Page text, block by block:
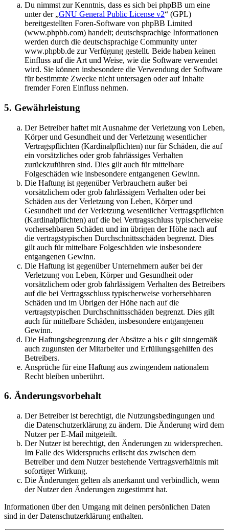
Du nimmst zur Kenntnis, dass es sich bei phpBB um eine
unter der „GNU General Public License v2“ (GPL)
bereitgestellten Foren-Software von phpBB Limited
(www.phpbb.com) handelt; deutschsprachige Informationen
werden durch die deutschsprachige Community unter
www.phpbb.de zur Verfügung gestellt. Beide haben keinen
Einfluss auf die Art und Weise, wie die Software verwendet
wird. Sie können insbesondere die Verwendung der Software
für bestimmte Zwecke nicht untersagen oder auf Inhalte
fremder Foren Einfluss nehmen.
5. Gewährleistung
Der Betreiber haftet mit Ausnahme der Verletzung von Leben,
Körper und Gesundheit und der Verletzung wesentlicher
Vertragspflichten (Kardinalpflichten) nur für Schäden, die auf
ein vorsätzliches oder grob fahrlässiges Verhalten
zurückzuführen sind. Dies gilt auch für mittelbare
Folgeschäden wie insbesondere entgangenen Gewinn.
Die Haftung ist gegenüber Verbrauchern außer bei
vorsätzlichem oder grob fahrlässigem Verhalten oder bei
Schäden aus der Verletzung von Leben, Körper und
Gesundheit und der Verletzung wesentlicher Vertragspflichten
(Kardinalpflichten) auf die bei Vertragsschluss typischerweise
vorhersehbaren Schäden und im übrigen der Höhe nach auf
die vertragstypischen Durchschnittsschäden begrenzt. Dies
gilt auch für mittelbare Folgeschäden wie insbesondere
entgangenen Gewinn.
Die Haftung ist gegenüber Unternehmern außer bei der
Verletzung von Leben, Körper und Gesundheit oder
vorsätzlichem oder grob fahrlässigem Verhalten des Betreibers
auf die bei Vertragsschluss typischerweise vorhersehbaren
Schäden und im Übrigen der Höhe nach auf die
vertragstypischen Durchschnittsschäden begrenzt. Dies gilt
auch für mittelbare Schäden, insbesondere entgangenen
Gewinn.
Die Haftungsbegrenzung der Absätze a bis c gilt sinngemäß
auch zugunsten der Mitarbeiter und Erfüllungsgehilfen des
Betreibers.
Ansprüche für eine Haftung aus zwingendem nationalem
Recht bleiben unberührt.
6. Änderungsvorbehalt
Der Betreiber ist berechtigt, die Nutzungsbedingungen und
die Datenschutzerklärung zu ändern. Die Änderung wird dem
Nutzer per E-Mail mitgeteilt.
Der Nutzer ist berechtigt, den Änderungen zu widersprechen.
Im Falle des Widerspruchs erlischt das zwischen dem
Betreiber und dem Nutzer bestehende Vertragsverhältnis mit
sofortiger Wirkung.
Die Änderungen gelten als anerkannt und verbindlich, wenn
der Nutzer den Änderungen zugestimmt hat.
Informationen über den Umgang mit deinen persönlichen Daten
sind in der Datenschutzerklärung enthalten.